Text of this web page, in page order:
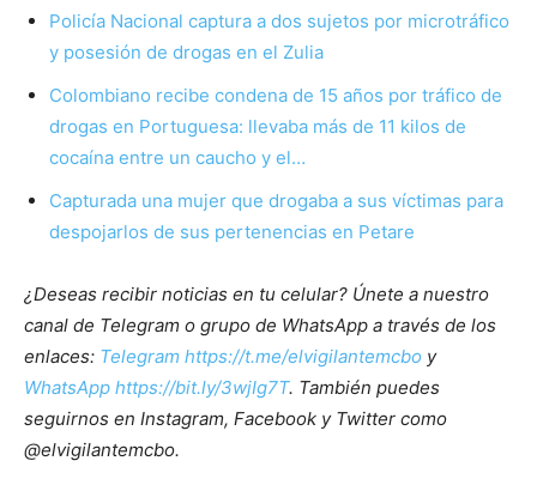
Policía Nacional captura a dos sujetos por microtráfico
y posesión de drogas en el Zulia
Colombiano recibe condena de 15 años por tráfico de
drogas en Portuguesa: llevaba más de 11 kilos de
cocaína entre un caucho y el…
Capturada una mujer que drogaba a sus víctimas para
despojarlos de sus pertenencias en Petare
¿Deseas recibir noticias en tu celular? Únete a nuestro
canal de Telegram o grupo de WhatsApp a través de los
enlaces: Telegram https://t.me/elvigilantemcbo y
WhatsApp https://bit.ly/3wjIg7T. También puedes
seguirnos en Instagram, Facebook y Twitter como
@elvigilantemcbo.